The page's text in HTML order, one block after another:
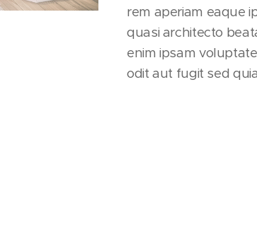
rem aperiam eaque
quasi architecto
enim ipsam
odit aut fugit sed